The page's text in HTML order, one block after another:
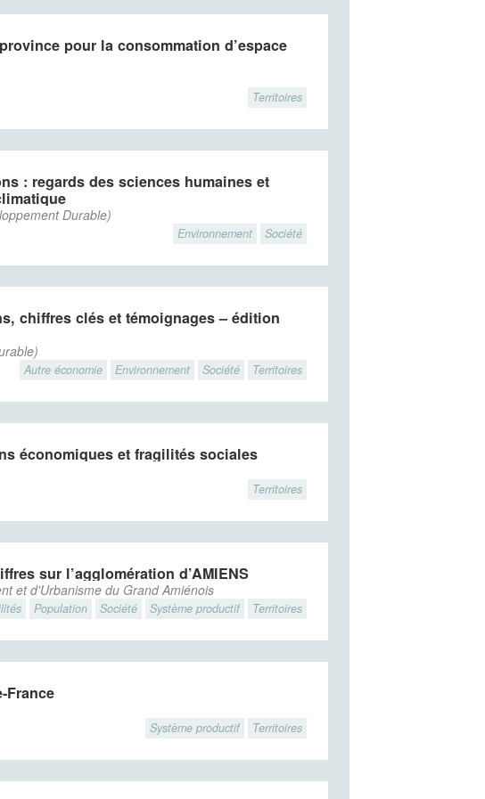
pour la consommation d’espace
Territoires
: regards des sciences humaines et
Durable)
Environnement Société
chiffres clés et témoignages – édition
Autre économie Environnement Société Territoires
économiques et fragilités sociales
Territoires
sur l’agglomération d’AMIENS
et d'Urbanisme du Grand Amiénois
Population Société Système productif Territoires
France
Système productif Territoires